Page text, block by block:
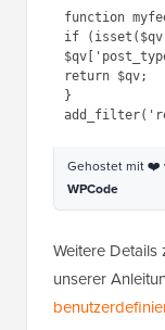
1
2
3
6
if
$qv[
Gehostet mit ❤️
WPCode